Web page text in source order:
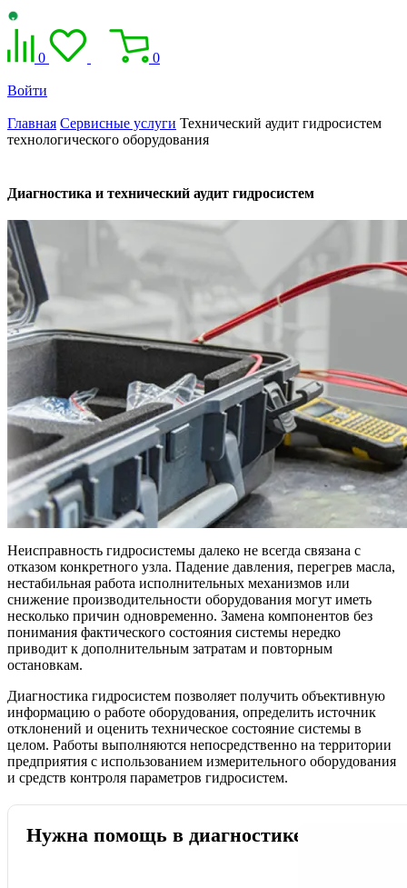
0 0
Войти
Главная Сервисные услуги Технический аудит гидросистем
технологического оборудования
Диагностика и технический аудит гидросистем
Неисправность гидросистемы далеко не всегда связана с
отказом конкретного узла. Падение давления, перегрев масла,
нестабильная работа исполнительных механизмов или
снижение производительности оборудования могут иметь
несколько причин одновременно. Замена компонентов без
понимания фактического состояния системы нередко
приводит к дополнительным затратам и повторным
остановкам.
Диагностика гидросистем позволяет получить объективную
информацию о работе оборудования, определить источник
отклонений и оценить техническое состояние системы в
целом. Работы выполняются непосредственно на территории
предприятия с использованием измерительного оборудования
и средств контроля параметров гидросистем.
Нужна помощь в диагностике?